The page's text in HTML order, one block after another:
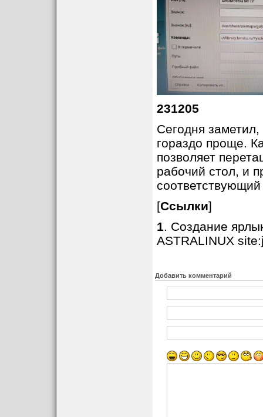
231205
Сегодня заметил,
гораздо проще.
позволяет
рабочий стол, и
[Ссылки]
1. Создание
ASTRALINUX
Добавить комментарий